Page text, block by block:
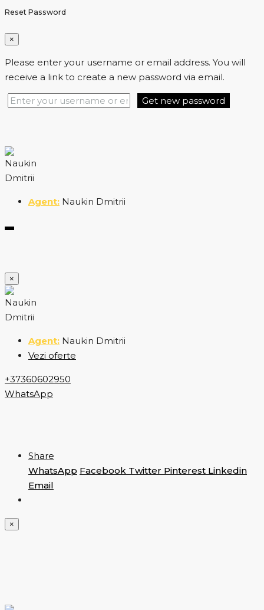
Reset Password
×
Please enter your username or email address. You will
receive a link to create a new password via email.
Get new password
Naukin Dmitrii
×
Naukin Dmitrii
Vezi oferte
+37360602950
WhatsApp
Share
WhatsApp Facebook Twitter Pinterest Linkedin
Email
×